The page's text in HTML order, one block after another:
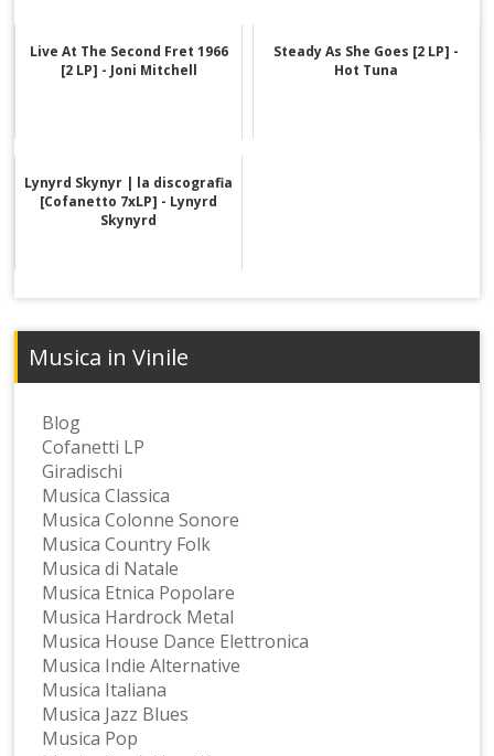
Live At The Second Fret 1966
[2 LP] - Joni Mitchell
Steady As She Goes [2 LP] -
Hot Tuna
Lynyrd Skynyr | la discografia
[Cofanetto 7xLP] - Lynyrd
Skynyrd
Musica in Vinile
Blog
Cofanetti LP
Giradischi
Musica Classica
Musica Colonne Sonore
Musica Country Folk
Musica di Natale
Musica Etnica Popolare
Musica Hardrock Metal
Musica House Dance Elettronica
Musica Indie Alternative
Musica Italiana
Musica Jazz Blues
Musica Pop